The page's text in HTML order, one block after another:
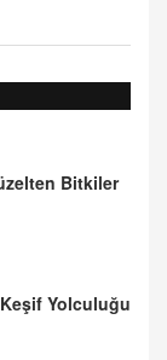
Yolculuğu
Aralık